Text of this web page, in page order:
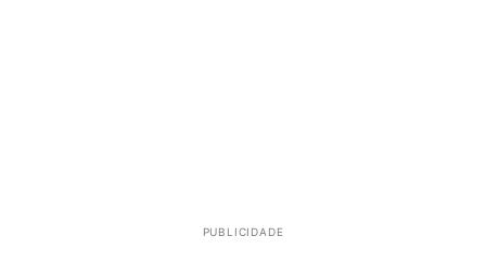
PUBLICIDADE